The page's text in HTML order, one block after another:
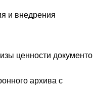
и внедрения
ценности
архива с